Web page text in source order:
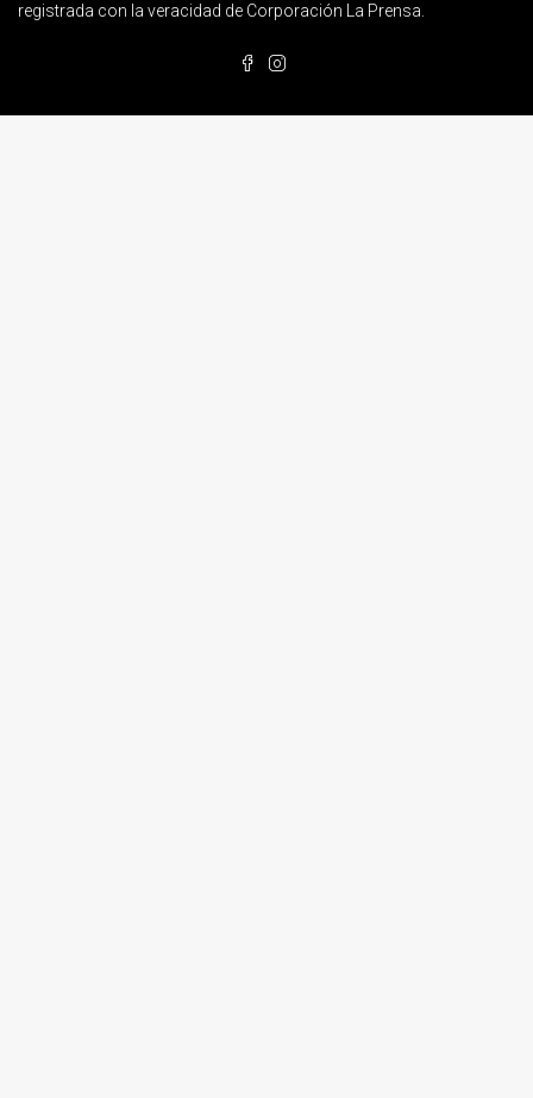
registrada con la veracidad de Corporación La Prensa.